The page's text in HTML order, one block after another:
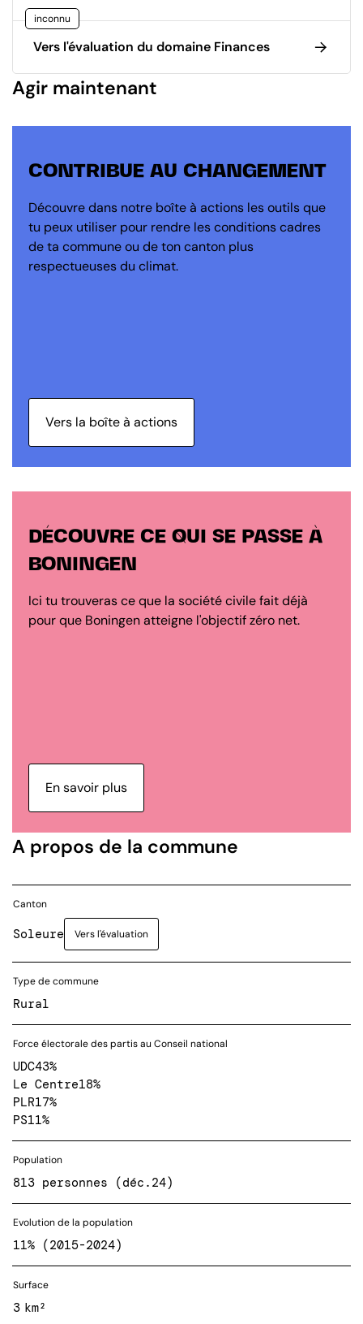
inconnu
Vers l'évaluation du domaine Finances
Agir maintenant
CONTRIBUE AU CHANGEMENT
Découvre dans notre boîte à actions les outils que
tu peux utiliser pour rendre les conditions cadres
de ta commune ou de ton canton plus
respectueuses du climat.
Vers la boîte à actions
DÉCOUVRE CE QUI SE PASSE À
BONINGEN
Ici tu trouveras ce que la société civile fait déjà
pour que Boningen atteigne l'objectif zéro net.
En savoir plus
A propos de la commune
Canton
Soleure Vers l'évaluation
Type de commune
Rural
Force électorale des partis au Conseil national
UDC43%
Le Centre18%
PLR17%
PS11%
Population
813 personnes (déc.24)
Evolution de la population
11% (2015-2024)
Surface
3 km²